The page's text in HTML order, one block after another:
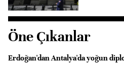
Öne Çıkanlar
Erdoğan'dan Antalya'da yoğun